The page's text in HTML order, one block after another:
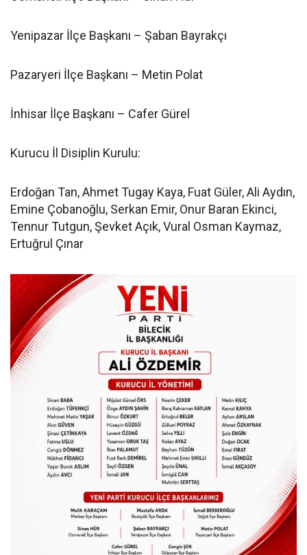
Yenipazar İlçe Başkanı – Şaban Bayrakçı
Pazaryeri İlçe Başkanı – Metin Polat
İnhisar İlçe Başkanı – Cafer Gürel
Kurucu İl Disiplin Kurulu:
Erdoğan Tan, Ahmet Tugay Kaya, Fuat Güler, Ali Aydın,
Emine Çobanoğlu, Serkan Emir, Onur Baran Ekinci,
Tennur Tutgun, Şevket Açık, Vural Osman Kaymaz,
Ertuğrul Çınar